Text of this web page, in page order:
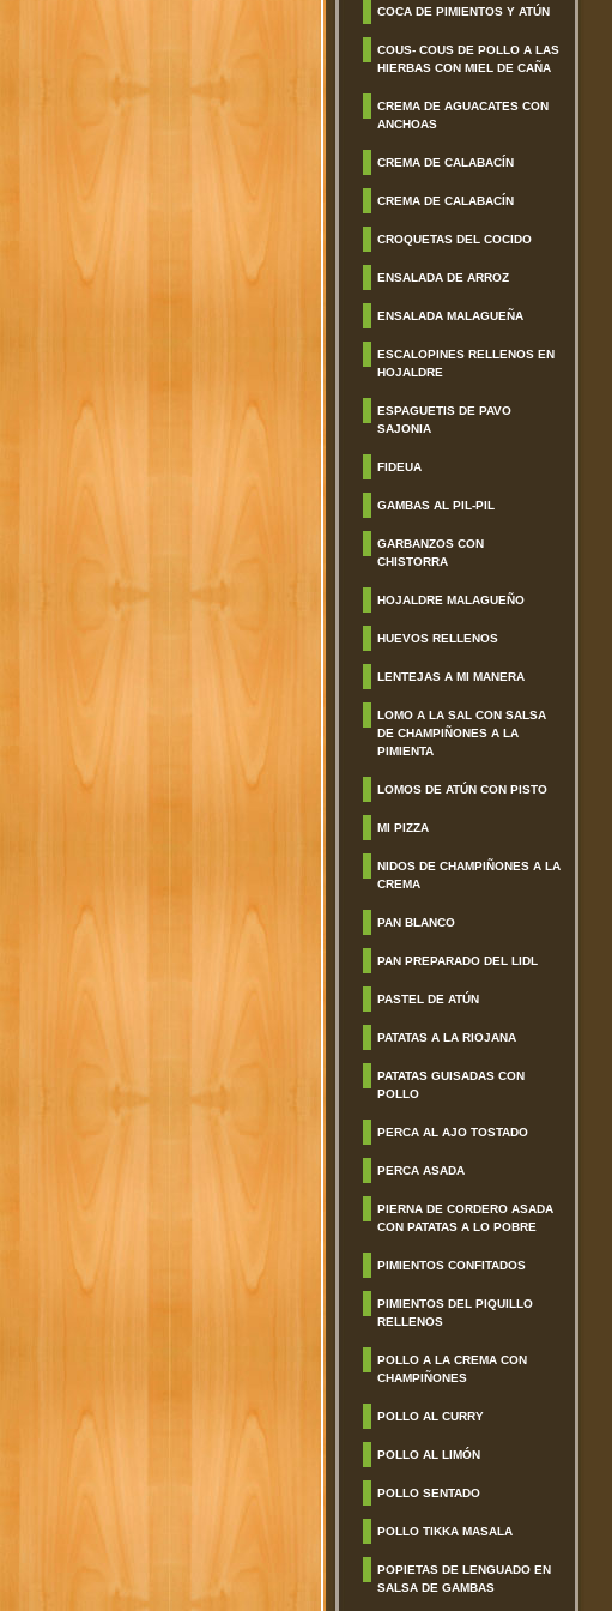
COCA DE PIMIENTOS Y ATÚN
COUS- COUS DE POLLO A LAS
HIERBAS CON MIEL DE CAÑA
CREMA DE AGUACATES CON
ANCHOAS
CREMA DE CALABACÍN
CREMA DE CALABACÍN
CROQUETAS DEL COCIDO
ENSALADA DE ARROZ
ENSALADA MALAGUEÑA
ESCALOPINES RELLENOS EN
HOJALDRE
ESPAGUETIS DE PAVO
SAJONIA
FIDEUA
GAMBAS AL PIL-PIL
GARBANZOS CON
CHISTORRA
HOJALDRE MALAGUEÑO
HUEVOS RELLENOS
LENTEJAS A MI MANERA
LOMO A LA SAL CON SALSA
DE CHAMPIÑONES A LA
PIMIENTA
LOMOS DE ATÚN CON PISTO
MI PIZZA
NIDOS DE CHAMPIÑONES A LA
CREMA
PAN BLANCO
PAN PREPARADO DEL LIDL
PASTEL DE ATÚN
PATATAS A LA RIOJANA
PATATAS GUISADAS CON
POLLO
PERCA AL AJO TOSTADO
PERCA ASADA
PIERNA DE CORDERO ASADA
CON PATATAS A LO POBRE
PIMIENTOS CONFITADOS
PIMIENTOS DEL PIQUILLO
RELLENOS
POLLO A LA CREMA CON
CHAMPIÑONES
POLLO AL CURRY
POLLO AL LIMÓN
POLLO SENTADO
POLLO TIKKA MASALA
POPIETAS DE LENGUADO EN
SALSA DE GAMBAS